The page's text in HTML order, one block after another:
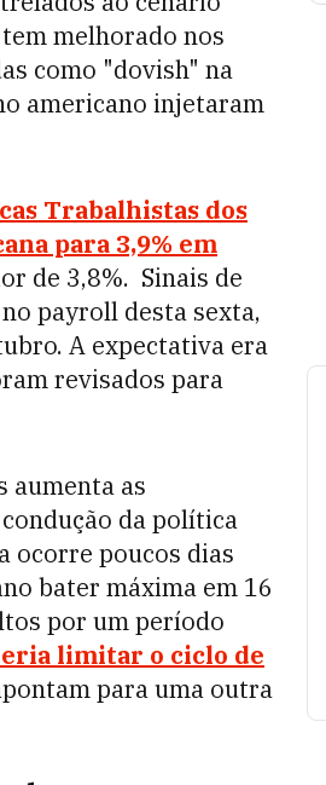
melhorado nos
como "dovish" na
americano injetaram
Trabalhistas dos
para 3,9% em
de 3,8%. Sinais de
payroll desta sexta,
A expectativa era
revisados para
aumenta as
da política
ocorre poucos dias
bater máxima em 16
por um período
limitar o ciclo de
para uma outra